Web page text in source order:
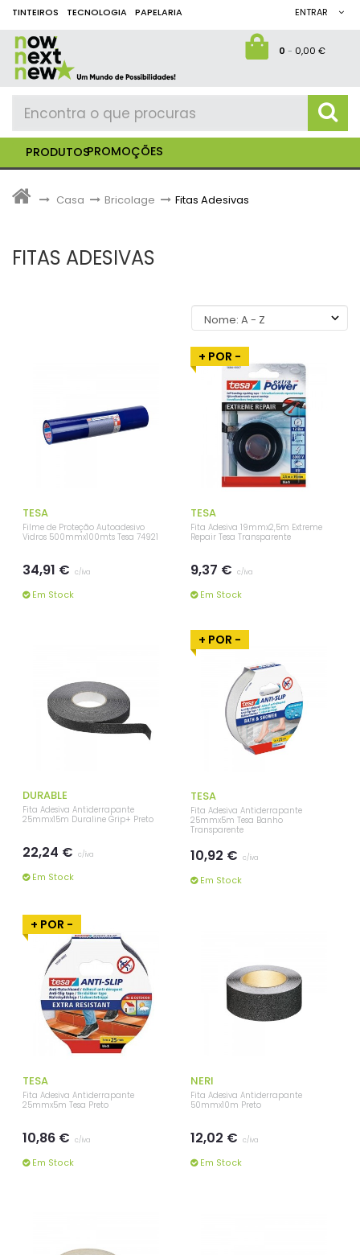
TINTEIROS TECNOLOGIA PAPELARIA ENTRAR
0- 0,00 €
PRODUTOSPROMOÇÕES
> Casa > Bricolage > Fitas Adesivas
FITAS ADESIVAS
TESA
Filme de Proteção Autoadesivo
Vidros 500mmx100mts Tesa 74921
34,91 € c/iva
Em Stock
+ POR -
TESA
Fita Adesiva 19mmx2,5m Extreme
Repair Tesa Transparente
9,37 € c/iva
Em Stock
DURABLE
Fita Adesiva Antiderrapante
25mmx15m Duraline Grip+ Preto
22,24 € c/iva
Em Stock
+ POR -
TESA
Fita Adesiva Antiderrapante
25mmx5m Tesa Banho
Transparente
10,92 € c/iva
Em Stock
+ POR -
TESA
Fita Adesiva Antiderrapante
25mmx5m Tesa Preto
10,86 € c/iva
Em Stock
NERI
Fita Adesiva Antiderrapante
50mmx10m Preto
12,02 € c/iva
Em Stock